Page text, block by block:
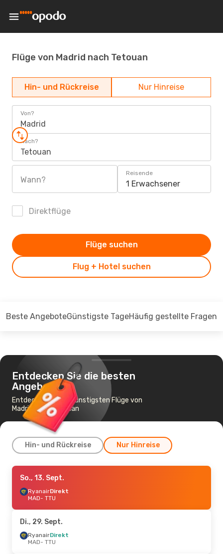
Flüge von Madrid nach Tetouan
Hin- und Rückreise Nur Hinreise
Von?
Madrid
Nach?
Tetouan
Wann?
Reisende
1 Erwachsener
Direktflüge
Flug + Hotel suchen
Flüge suchen
Beste AngeboteGünstigste TageHäufig gestellte Fragen
Entdecken Sie die besten
Angebote
Entdecken Sie die günstigsten Flüge von
Madrid nach Tetouan
Hin- und Rückreise Nur Hinreise
Sa., 26. Sept.
RyanairDirekt
MAD- TTU
TTU- MAD
Sa., 17. Okt.- Di., 20. Okt.
So., 13. Sept.
RyanairDirekt
MAD- TTU
Di., 29. Sept.
RyanairDirekt
MAD- TTU